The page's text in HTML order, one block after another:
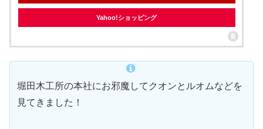
Yahoo!ショッピング
堀田木工所の本社にお邪魔してクオンとルオムなどを
見てきました！